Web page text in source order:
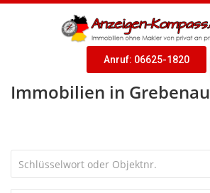
Anruf: 06625-1820
Immobilien in Grebenau